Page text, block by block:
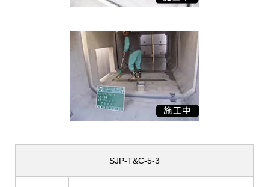
SJP-T&C-5-3